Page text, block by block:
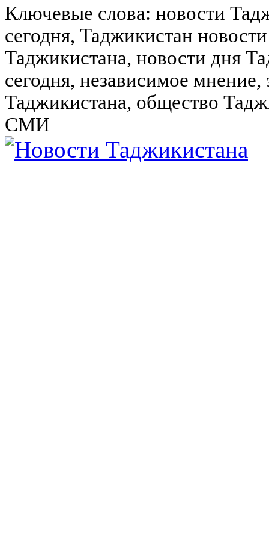
Ключевые слова: новости
сегодня, Таджикистан
Таджикистана, новости дня
сегодня, независимое
Таджикистана, общество
СМИ